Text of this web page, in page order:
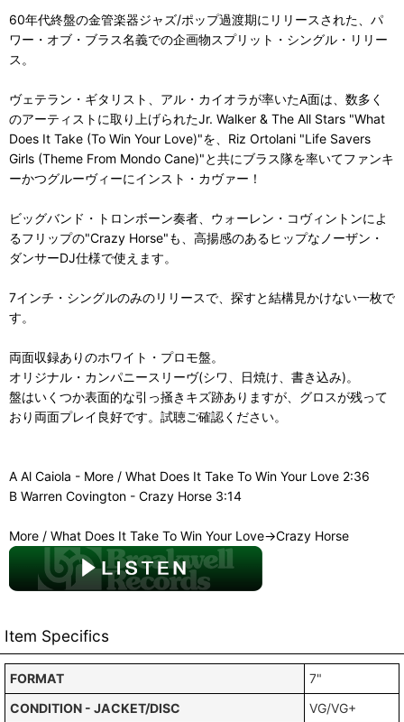
60年代終盤の金管楽器ジャズ/ポップ過渡期にリリースされた、パ
ワー・オブ・ブラス名義での企画物スプリット・シングル・リリー
ス。
ヴェテラン・ギタリスト、アル・カイオラが率いたA面は、数多く
のアーティストに取り上げられたJr. Walker & The All Stars "What
Does It Take (To Win Your Love)"を、Riz Ortolani "Life Savers
Girls (Theme From Mondo Cane)"と共にブラス隊を率いてファンキ
ーかつグルーヴィーにインスト・カヴァー！
ビッグバンド・トロンボーン奏者、ウォーレン・コヴィントンによ
るフリップの"Crazy Horse"も、高揚感のあるヒップなノーザン・
ダンサーDJ仕様で使えます。
7インチ・シングルのみのリリースで、探すと結構見かけない一枚で
す。
両面収録ありのホワイト・プロモ盤。
オリジナル・カンパニースリーヴ(シワ、日焼け、書き込み)。
盤はいくつか表面的な引っ掻きキズ跡ありますが、グロスが残って
おり両面プレイ良好です。試聴ご確認ください。
A Al Caiola - More / What Does It Take To Win Your Love 2:36
B Warren Covington - Crazy Horse 3:14
More / What Does It Take To Win Your Love→Crazy Horse
Item Specifics
FORMAT
7"
CONDITION - JACKET/DISC
VG/VG+